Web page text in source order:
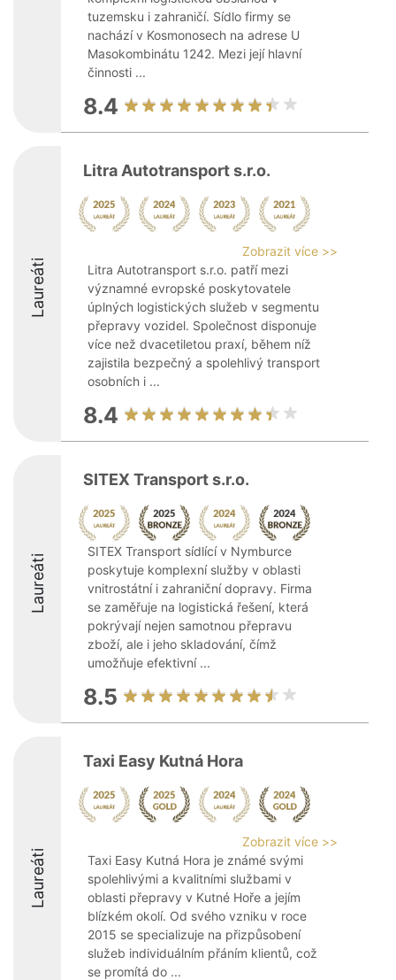
tuzemsku i zahraničí. Sídlo firmy se
nachází v Kosmonosech na adrese U
Masokombinátu 1242. Mezi její hlavní
činnosti ...
8.4
Laureáti
Litra Autotransport s.r.o.
Zobrazit více >>
Litra Autotransport s.r.o. patří mezi
významné evropské poskytovatele
úplných logistických služeb v segmentu
přepravy vozidel. Společnost disponuje
více než dvacetiletou praxí, během níž
zajistila bezpečný a spolehlivý transport
osobních i ...
8.4
Laureáti
SITEX Transport s.r.o.
SITEX Transport sídlící v Nymburce
poskytuje komplexní služby v oblasti
vnitrostátní i zahraniční dopravy. Firma
se zaměřuje na logistická řešení, která
pokrývají nejen samotnou přepravu
zboží, ale i jeho skladování, čímž
umožňuje efektivní ...
8.5
Laureáti
Taxi Easy Kutná Hora
Zobrazit více >>
Taxi Easy Kutná Hora je známé svými
spolehlivými a kvalitními službami v
oblasti přepravy v Kutné Hoře a jejím
blízkém okolí. Od svého vzniku v roce
2015 se specializuje na přizpůsobení
služeb individuálním přáním klientů, což
se promítá do ...